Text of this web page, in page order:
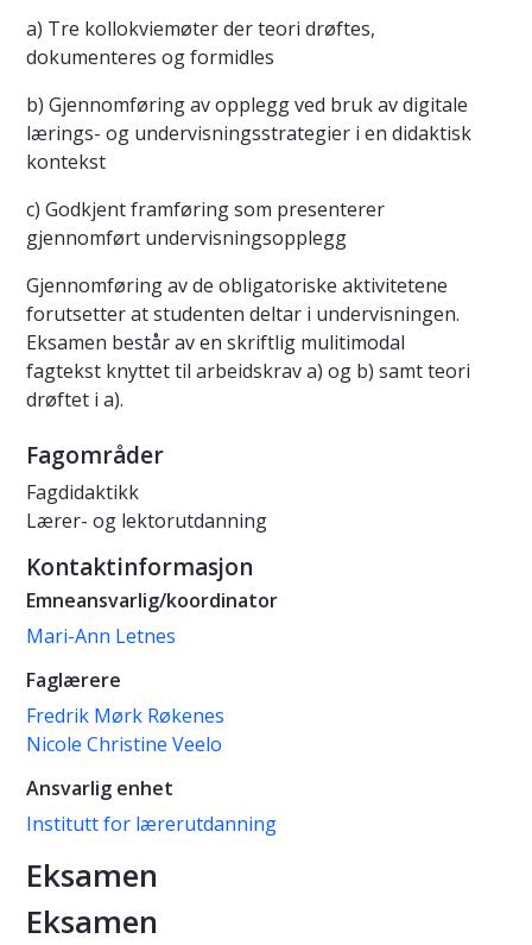
a) Tre kollokviemøter der teori drøftes,
dokumenteres og formidles
b) Gjennomføring av opplegg ved bruk av digitale
lærings- og undervisningsstrategier i en didaktisk
kontekst
c) Godkjent framføring som presenterer
gjennomført undervisningsopplegg
Gjennomføring av de obligatoriske aktivitetene
forutsetter at studenten deltar i undervisningen.
Eksamen består av en skriftlig mulitimodal
fagtekst knyttet til arbeidskrav a) og b) samt teori
drøftet i a).
Fagområder
Fagdidaktikk
Lærer- og lektorutdanning
Kontaktinformasjon
Emneansvarlig/koordinator
Mari-Ann Letnes
Faglærere
Fredrik Mørk Røkenes
Nicole Christine Veelo
Ansvarlig enhet
Institutt for lærerutdanning
Eksamen
Eksamen